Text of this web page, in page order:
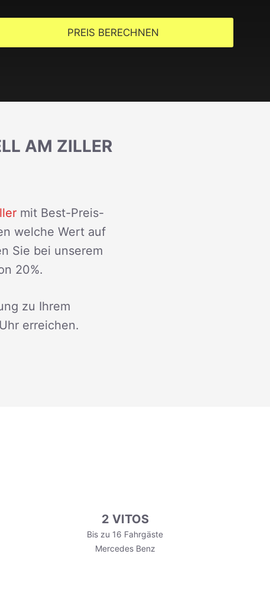
PREIS BERECHNEN
AM ZILLER
mit Best-Preis-
welche Wert auf
Sie bei unserem
20%.
zu Ihrem
erreichen.
2 VITOS
Bis zu 16 Fahrgäste
Mercedes Benz